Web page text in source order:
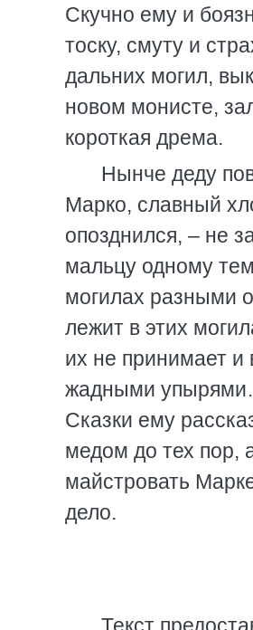
Скучно ему и
тоску, смуту и
дальних могил,
новом монисте,
короткая дрема.
Нынче деду
Марко, славный
опозднился, – не
мальцу одному
могилах разными
лежит в этих
их не принимает и
жадными
Сказки ему
медом до тех пор,
майстровать
дело.